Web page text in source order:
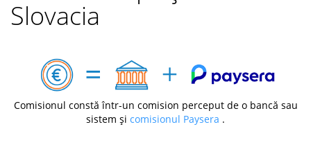
Slovacia
Comisionul constă într-un comision perceput de o bancă sau
sistem și comisionul Paysera .